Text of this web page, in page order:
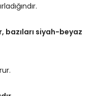
bazıları siyah-beyaz